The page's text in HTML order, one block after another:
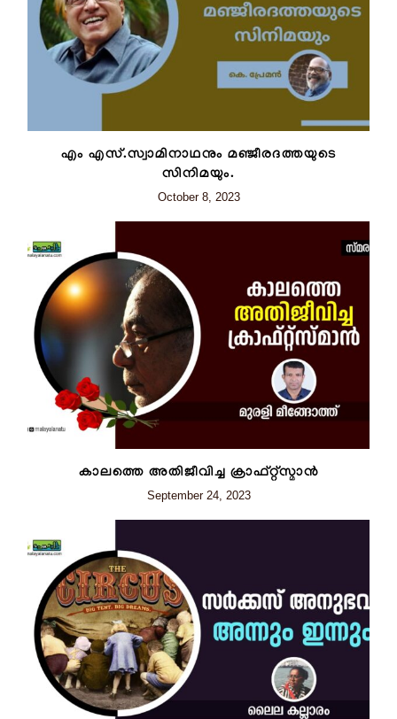
എം എസ്.സ്വാമിനാഥനും മഞ്ജീരദത്തയുടെ
സിനിമയും.
October 8, 2023
കാലത്തെ അതിജീവിച്ച ക്രാഫ്റ്റ്സ്മാൻ
September 24, 2023